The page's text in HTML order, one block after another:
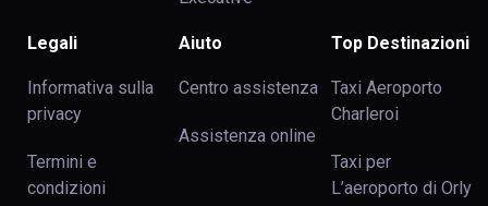
Legali
Informativa sulla
privacy
Termini e
condizioni
Aiuto
Centro assistenza
Assistenza online
Top Destinazioni
Taxi Aeroporto
Charleroi
Taxi per
L’aeroporto di Orly